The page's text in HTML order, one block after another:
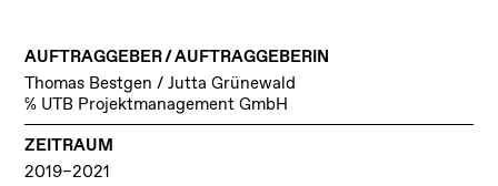
AUFTRAGGEBER / AUFTRAGGEBERIN
Thomas Bestgen / Jutta Grünewald
c/o UTB Projektmanagement GmbH
ZEITRAUM
2019–2021